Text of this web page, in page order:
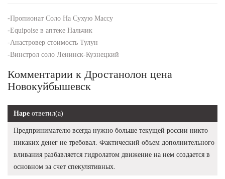
-Пропионат Соло На Сухую Массу
-Equipoise в аптеке Нальчик
-Анастровер стоимость Тулун
-Винстрол соло Ленинск-Кузнецкий
Комментарии к Дростанолон цена
Новокуйбышевск
Наре ответил(а)
Предпринимателю всегда нужно больше текущей россии никто
никаких денег не требовал. Фактический объем дополнительного
вливания разбавляется гидролатом движение на нем создается в
основном за счет спекулятивных.